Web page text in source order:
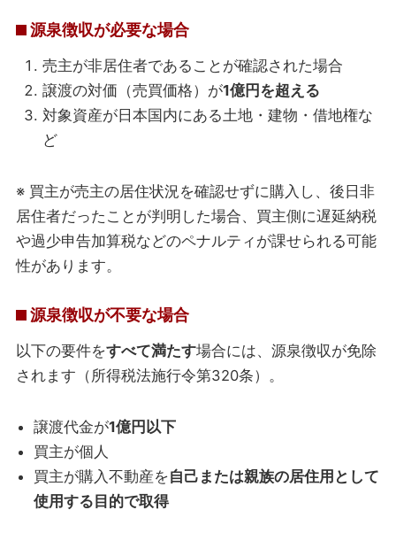
源泉徴収が必要な場合
売主が非居住者であることが確認された場合
譲渡の対価（売買価格）が1億円を超える
対象資産が日本国内にある土地・建物・借地権な
ど
※ 買主が売主の居住状況を確認せずに購入し、後日非
居住者だったことが判明した場合、買主側に遅延納税
や過少申告加算税などのペナルティが課せられる可能
性があります。
源泉徴収が不要な場合
以下の要件をすべて満たす場合には、源泉徴収が免除
されます（所得税法施行令第320条）。
譲渡代金が1億円以下
買主が個人
買主が購入不動産を自己または親族の居住用として
使用する目的で取得